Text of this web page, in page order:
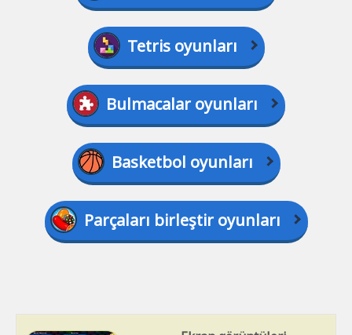
Tetris oyunları
Bulmacalar oyunları
Basketbol oyunları
Parçaları birleştir oyunları